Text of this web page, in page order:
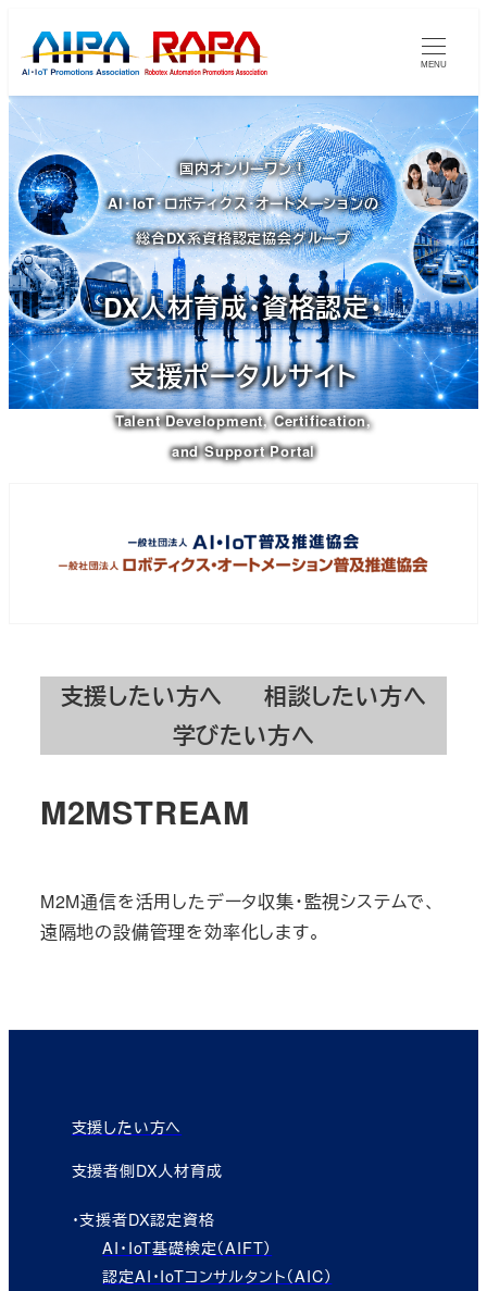
イ
ン
コ
ン
テ
ン
ツ
へ
移
動
MENU
国内オンリーワン！
AI・IoT・ロボティクス・オートメーションの
総合DX系資格認定協会グループ
DX人材育成・資格認定・
支援ポータルサイト
Talent Development, Certification,
and Support Portal
支援したい方へ
相談したい方へ
学びたい方へ
M2MSTREAM
M2M通信を活用したデータ収集・監視システムで、
遠隔地の設備管理を効率化します。
支援したい方へ
支援者側DX人材育成
・支援者DX認定資格
AI・IoT基礎検定（AIFT）
認定AI・IoTコンサルタント（AIC）